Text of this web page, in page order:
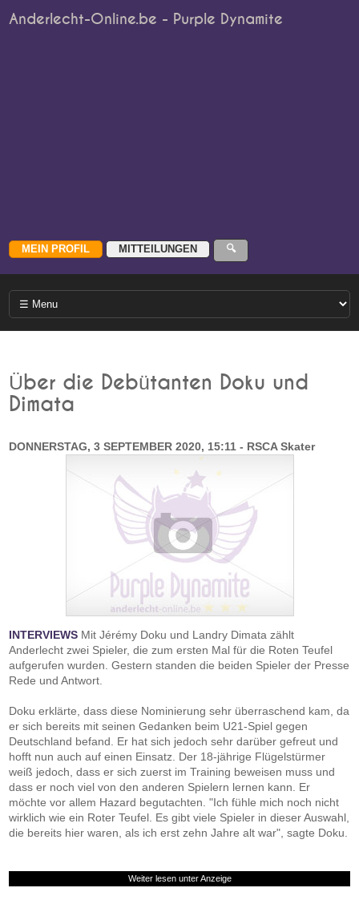
Anderlecht-Online.be - Purple Dynamite
Über die Debütanten Doku und
Dimata
DONNERSTAG, 3 SEPTEMBER 2020, 15:11 - RSCA Skater
INTERVIEWS Mit Jérémy Doku und Landry Dimata zählt
Anderlecht zwei Spieler, die zum ersten Mal für die Roten Teufel
aufgerufen wurden. Gestern standen die beiden Spieler der Presse
Rede und Antwort.
Doku erklärte, dass diese Nominierung sehr überraschend kam, da
er sich bereits mit seinen Gedanken beim U21-Spiel gegen
Deutschland befand. Er hat sich jedoch sehr darüber gefreut und
hofft nun auch auf einen Einsatz. Der 18-jährige Flügelstürmer
weiß jedoch, dass er sich zuerst im Training beweisen muss und
dass er noch viel von den anderen Spielern lernen kann. Er
möchte vor allem Hazard begutachten. "Ich fühle mich noch nicht
wirklich wie ein Roter Teufel. Es gibt viele Spieler in dieser Auswahl,
die bereits hier waren, als ich erst zehn Jahre alt war", sagte Doku.
Weiter lesen unter Anzeige